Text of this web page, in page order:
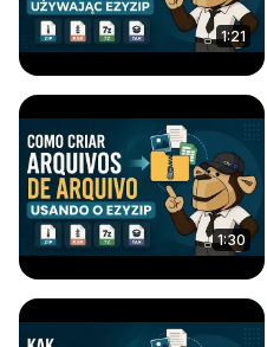
1:21
1:30